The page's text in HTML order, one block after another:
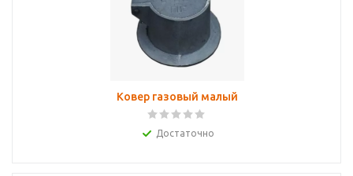
Ковер газовый малый
Достаточно